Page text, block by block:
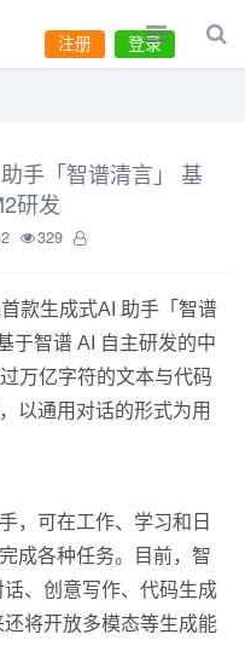
登录
注册
手「智谱清言」 基
研发
329
款生成式AI 助手「智谱
于智谱 AI 自主研发的中
万亿字符的文本与代码
以通用对话的形式为用
，可在工作、学习和日
成各种任务。目前，智
、创意写作、代码生成
将开放多模态等生成能